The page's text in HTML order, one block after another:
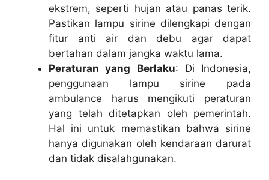
ekstrem, seperti hujan atau panas terik.
Pastikan lampu sirine dilengkapi dengan
fitur anti air dan debu agar dapat
bertahan dalam jangka waktu lama.
Peraturan yang Berlaku: Di Indonesia,
penggunaan lampu sirine pada
ambulance harus mengikuti peraturan
yang telah ditetapkan oleh pemerintah.
Hal ini untuk memastikan bahwa sirine
hanya digunakan oleh kendaraan darurat
dan tidak disalahgunakan.